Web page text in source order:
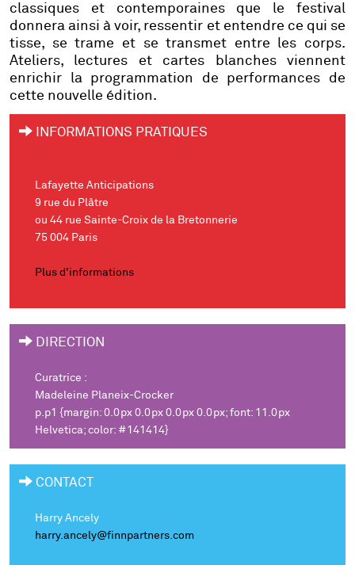
classiques et contemporaines que le festival
donnera ainsi à voir, ressentir et entendre ce qui se
tisse, se trame et se transmet entre les corps.
Ateliers, lectures et cartes blanches viennent
enrichir la programmation de performances de
cette nouvelle édition.
INFORMATIONS PRATIQUES
Lafayette Anticipations
9 rue du Plâtre
ou 44 rue Sainte-Croix de la Bretonnerie
75 004 Paris
Plus d'informations
DIRECTION
Curatrice :
Madeleine Planeix-Crocker
p.p1 {margin: 0.0px 0.0px 0.0px 0.0px; font: 11.0px
Helvetica; color: #141414}
CONTACT
Harry Ancely
harry.ancely@finnpartners.com